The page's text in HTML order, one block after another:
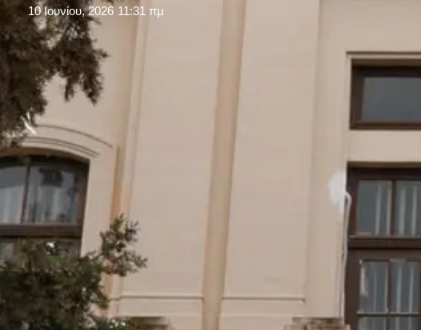
10 Ιουνίου, 2026 11:31 πμ